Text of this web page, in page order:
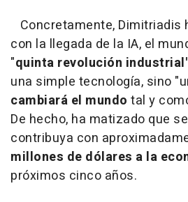
Concretamente, Dimitriadis
con la llegada de la IA, el
"quinta revolución
una simple tecnología, sino
cambiará el mundo tal y
De hecho, ha matizado que
contribuya con
millones de dólares a la
próximos cinco años.